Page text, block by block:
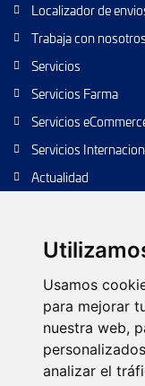
Usamos
para mejorar
nuestra web,
analizar el
Localizador de
Trabaja con nosotros
Servicios
Servicios Farma
Servicios
Servicios
Actualidad
Envíos de calidad
Envíos Baratos
Política de cookies